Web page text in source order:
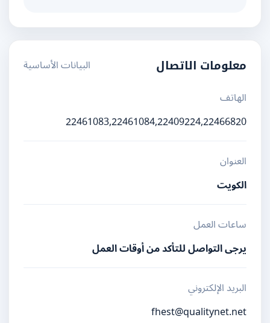
معلومات الاتصال
البيانات الأساسية
الهاتف
22461083,22461084,22409224,22466820
العنوان
الكويت
ساعات العمل
يرجى التواصل للتأكد من أوقات العمل
البريد الإلكتروني
fhest@qualitynet.net